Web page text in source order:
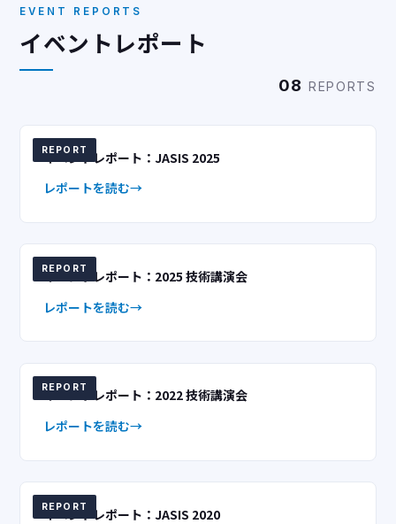
EVENT REPORTS
イベントレポート
08 REPORTS
REPORT
イベントレポート：JASIS 2025
レポートを読む
REPORT
イベントレポート：2025 技術講演会
レポートを読む
REPORT
イベントレポート：2022 技術講演会
レポートを読む
REPORT
イベントレポート：JASIS 2020